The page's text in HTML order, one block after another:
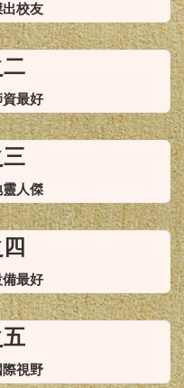
校友
最好
人傑
最好
視野